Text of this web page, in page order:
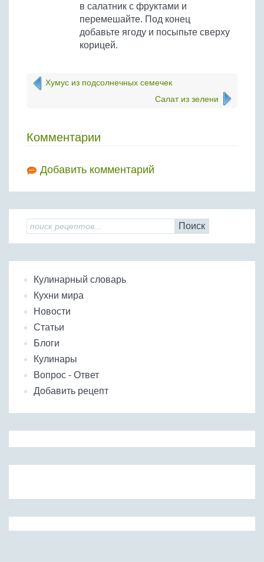
в салатник с фруктами и
перемешайте. Под конец
добавьте ягоду и посыпьте сверху
корицей.
Хумус из подсолнечных семечек
Салат из зелени
Комментарии
Добавить комментарий
Поиск
Кулинарный словарь
Кухни мира
Новости
Статьи
Блоги
Кулинары
Вопрос - Ответ
Добавить рецепт